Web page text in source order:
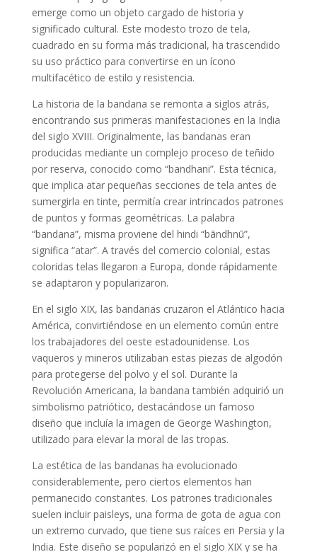
emerge como un objeto cargado de historia y
significado cultural. Este modesto trozo de tela,
cuadrado en su forma más tradicional, ha trascendido
su uso práctico para convertirse en un ícono
multifacético de estilo y resistencia.
La historia de la bandana se remonta a siglos atrás,
encontrando sus primeras manifestaciones en la India
del siglo XVIII. Originalmente, las bandanas eran
producidas mediante un complejo proceso de teñido
por reserva, conocido como “bandhani”. Esta técnica,
que implica atar pequeñas secciones de tela antes de
sumergirla en tinte, permitía crear intrincados patrones
de puntos y formas geométricas. La palabra
“bandana”, misma proviene del hindi “bāndhnū”,
significa “atar”. A través del comercio colonial, estas
coloridas telas llegaron a Europa, donde rápidamente
se adaptaron y popularizaron.
En el siglo XIX, las bandanas cruzaron el Atlántico hacia
América, convirtiéndose en un elemento común entre
los trabajadores del oeste estadounidense. Los
vaqueros y mineros utilizaban estas piezas de algodón
para protegerse del polvo y el sol. Durante la
Revolución Americana, la bandana también adquirió un
simbolismo patriótico, destacándose un famoso
diseño que incluía la imagen de George Washington,
utilizado para elevar la moral de las tropas.
La estética de las bandanas ha evolucionado
considerablemente, pero ciertos elementos han
permanecido constantes. Los patrones tradicionales
suelen incluir paisleys, una forma de gota de agua con
un extremo curvado, que tiene sus raíces en Persia y la
India. Este diseño se popularizó en el siglo XIX y se ha